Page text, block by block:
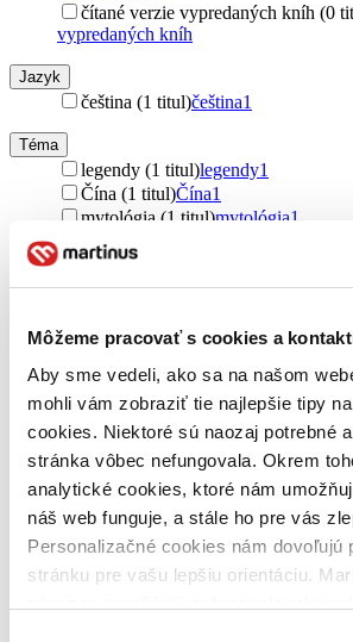
Môžeme pracovať s cookies a
Aby sme vedeli, ako sa na našom
mohli vám zobraziť tie najlepšie tipy
cookies. Niektoré sú naozaj potrebné
stránka vôbec nefungovala. Okrem
analytické cookies, ktoré nám
náš web funguje, a stále ho pre vás
Personalizačné cookies nám dovoľujú
stránku pre vašu lepšiu orientáciu.
čítané verzie vypredaných kníh (0
vypredaných kníh
Jazyk
čeština (1 titul)čeština1
Téma
legendy (1 titul)legendy1
Čína (1 titul)Čína1
mytológia (1 titul)mytológia1
Pre koho
pre ženy (1 titul)pre ženy1
Vydavateľstvo
Universum EU (1 titul) Universum
pevná väzba (1 titul)pevná väzba1
Zúžiť výber
Zoradiť